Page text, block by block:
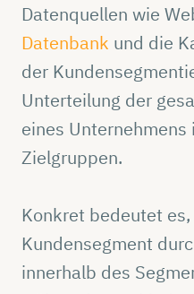
Datenquellen wie
Datenbank und die
der
Unterteilung der
eines
Zielgruppen.
Konkret bedeutet
Kundensegment
innerhalb des